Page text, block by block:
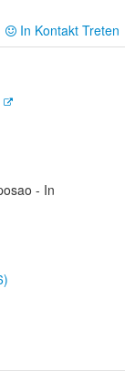
In Kontakt Treten
- In